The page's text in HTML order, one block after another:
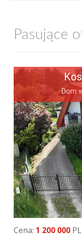
Pasujące
Dom
Cena: 1 200 000